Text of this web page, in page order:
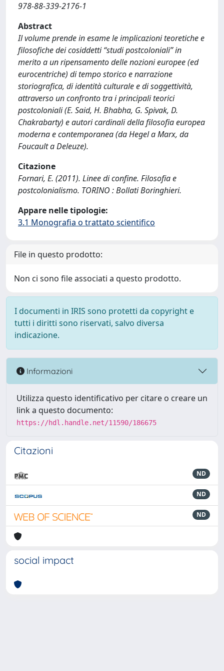
978-88-339-2176-1
Abstract
Il volume prende in esame le implicazioni teoretiche e
filosofiche dei cosiddetti “studi postcoloniali” in
merito a un ripensamento delle nozioni europee (ed
eurocentriche) di tempo storico e narrazione
storiografica, di identità culturale e di soggettività,
attraverso un confronto tra i principali teorici
postcoloniali (E. Said, H. Bhabha, G. Spivak, D.
Chakrabarty) e autori cardinali della filosofia europea
moderna e contemporanea (da Hegel a Marx, da
Foucault a Deleuze).
Citazione
Fornari, E. (2011). Linee di confine. Filosofia e
postcolonialismo. TORINO : Bollati Boringhieri.
Appare nelle tipologie:
3.1 Monografia o trattato scientifico
File in questo prodotto:
Non ci sono file associati a questo prodotto.
I documenti in IRIS sono protetti da copyright e
tutti i diritti sono riservati, salvo diversa
indicazione.
Informazioni
Utilizza questo identificativo per citare o creare un
link a questo documento:
https://hdl.handle.net/11590/186675
Citazioni
ND
ND
ND
social impact